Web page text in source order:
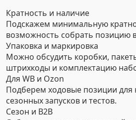
Кратность и наличие
Подскажем минимальную
возможность собрать позицию
Упаковка и маркировка
Можно обсудить коробки,
штрихкоды и комплектацию
Для WB и Ozon
Подберем ходовые позиции для
сезонных запусков и тестов.
Сезон и B2B